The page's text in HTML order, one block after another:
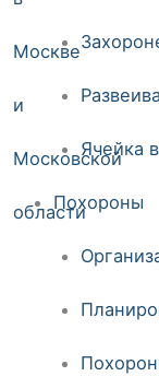
Ячейка
Похороны